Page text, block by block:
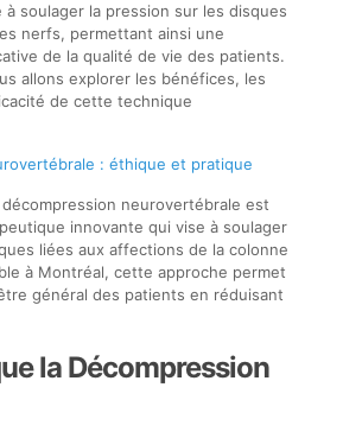
soulager la pression sur les disques
nerfs, permettant ainsi une
de la qualité de vie des patients.
allons explorer les bénéfices, les
de cette technique
: éthique et pratique
décompression neurovertébrale est
innovante qui vise à soulager
liées aux affections de la colonne
à Montréal, cette approche permet
général des patients en réduisant
la Décompression